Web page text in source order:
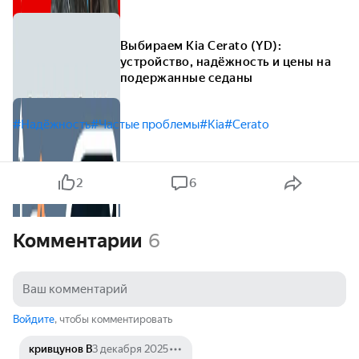
Выбираем Kia Cerato (YD):
устройство, надёжность и цены на
подержанные седаны
#Надёжность#Частые проблемы#Kia#Cerato
2 6
Комментарии 6
Войдите, чтобы комментировать
кривцунов В3 декабря 2025